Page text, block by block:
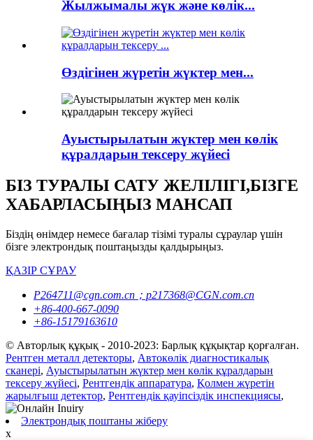
Жылжымалы жүк және көлік...
Өздігінен жүретін жүктер мен...
Ауыстырылатын жүктер мен көлік
құралдарын тексеру жүйесі
БІЗ ТУРАЛЫ САТУ ЖЕЛІЛІГІ,БІЗГЕ
ХАБАРЛАСЫҢЫЗ МАНСАП
Біздің өнімдер немесе бағалар тізімі туралы сұраулар үшін
бізге электрондық поштаңызды қалдырыңыз.
ҚАЗІР СҰРАУ
P264711@cgn.com.cn；p217368@CGN.com.cn
+86-400-667-0090
+86-15179163610
© Авторлық құқық - 2010-2023: Барлық құқықтар қорғалған.
Рентген металл детекторы, Автокөлік диагностикалық
сканері, Ауыстырылатын жүктер мен көлік құралдарын
тексеру жүйесі, Рентгендік аппаратура, Қолмен жүретін
жарылғыш детектор, Рентгендік қауіпсіздік инспекциясы,
Электрондық поштаны жіберу
x